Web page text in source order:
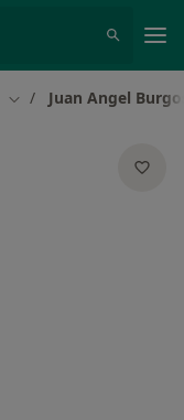
Cambiar de ciudad
Juan Angel